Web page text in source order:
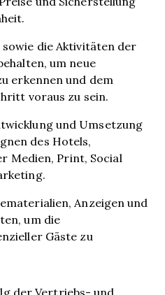
die Aktivitäten der
um neue
erkennen und dem
voraus zu sein.
und Umsetzung
des Hotels,
Medien, Print, Social
Anzeigen und
um die
Gäste zu